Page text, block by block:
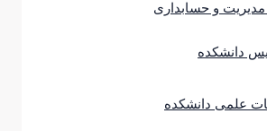
مدیریت و حسابداری
دانشکده
علمی دانشکده